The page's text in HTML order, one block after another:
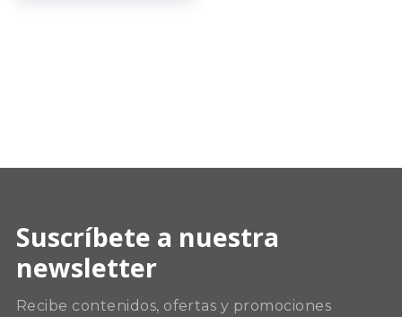
Suscríbete a nuestra
newsletter
Recibe contenidos, ofertas y promociones